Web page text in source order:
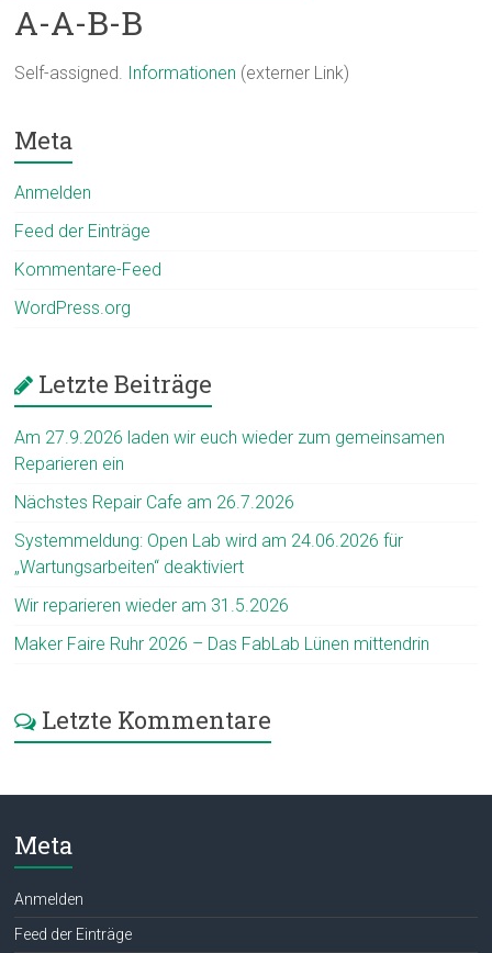
A-A-B-B
Self-assigned. Informationen (externer Link)
Meta
Anmelden
Feed der Einträge
Kommentare-Feed
WordPress.org
Letzte Beiträge
Am 27.9.2026 laden wir euch wieder zum gemeinsamen
Reparieren ein
Nächstes Repair Cafe am 26.7.2026
Systemmeldung: Open Lab wird am 24.06.2026 für
„Wartungsarbeiten“ deaktiviert
Wir reparieren wieder am 31.5.2026
Maker Faire Ruhr 2026 – Das FabLab Lünen mittendrin
Letzte Kommentare
Meta
Anmelden
Feed der Einträge